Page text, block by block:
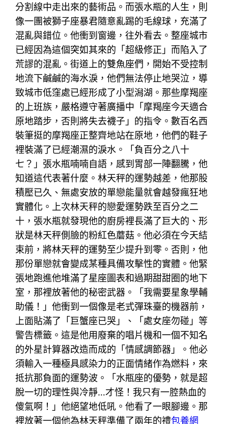
分割線中走出來的藝術品。而張水瓶的人生，則
像一團被獅子座暴君隨意亂踢的毛線球，充滿了
混亂與錯位。他衝到窗邊，往外看去。整座城市
已經因為這個突如其來的「超級修正」而陷入了
荒謬的混亂。街道上的雙魚座們，開始不受控制
地流下鹹鹹的海水淚，他們無法停止地哭泣，導
致城市低窪處已經形成了小型潟湖。那些摩羯座
的上班族，嚴格遵守著廣播中「摩羯座今天適合
原地踏步，否則將失去襪子」的指令。數百名西
裝筆挺的摩羯座正整齊地站在原地，他們的鞋子
裡裝滿了已經潮濕的淚水。「負百分之八十
七？」張水瓶喃喃自語，感到胃部一陣翻騰，他
知道這代表著什麼。林天秤的運勢越差，他那股
積壓已久、無處安放的單戀能量就會越發瘋狂地
實體化。上次林天秤的戀愛運勢跌至百分之二
十，張水瓶就發現他的廚房裡長滿了巨大的、形
狀是林天秤側臉的粉紅色蘑菇。他必須在今天結
束前，將林天秤的運勢至少提升到零。否則，他
那份單戀就會變成某種具備攻擊性的實體。他緊
張地跑進他堆滿了星座圖表和過期甜甜圈的地下
室，那裡放著他的秘密武器。「我需要星象學輔
助儀！」他衝到一個像是老式彈珠臺的機器前，
上面貼滿了「巨蟹座已哭」、「處女座勿碰」等
警告標籤。這是他用廢棄的唱片機和一個不知名
的外星計算器改造而成的「情感調節器」。他必
須輸入一種極具感染力的正面情緒作為燃料，來
抵抗那負面的運勢波。「水瓶座的優勢，就是超
脫一切的理性與冷靜…才怪！我只有一腔熱血的
傻氣啊！」他絕望地低吼。他看了一眼腳邊。那
裡放著一個他為林天秤準備了兩年的禮包養網